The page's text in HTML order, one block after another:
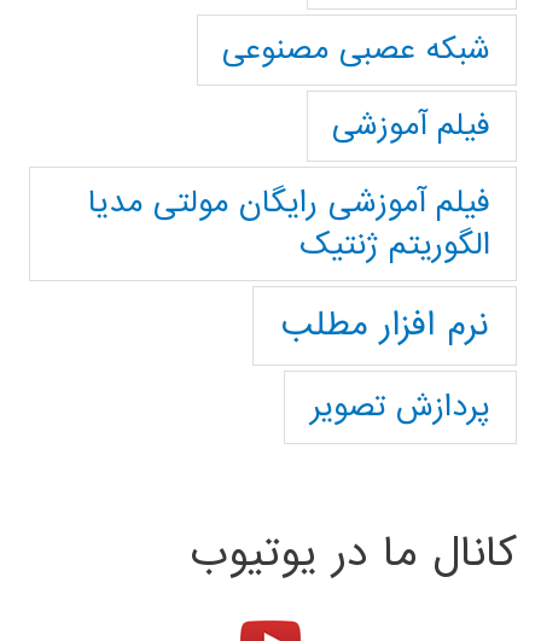
شبکه عصبی مصنوعی
فیلم آموزشی
فیلم آموزشی رایگان مولتی مدیا
الگوریتم ژنتیک
نرم افزار مطلب
پردازش تصویر
کانال ما در یوتیوب